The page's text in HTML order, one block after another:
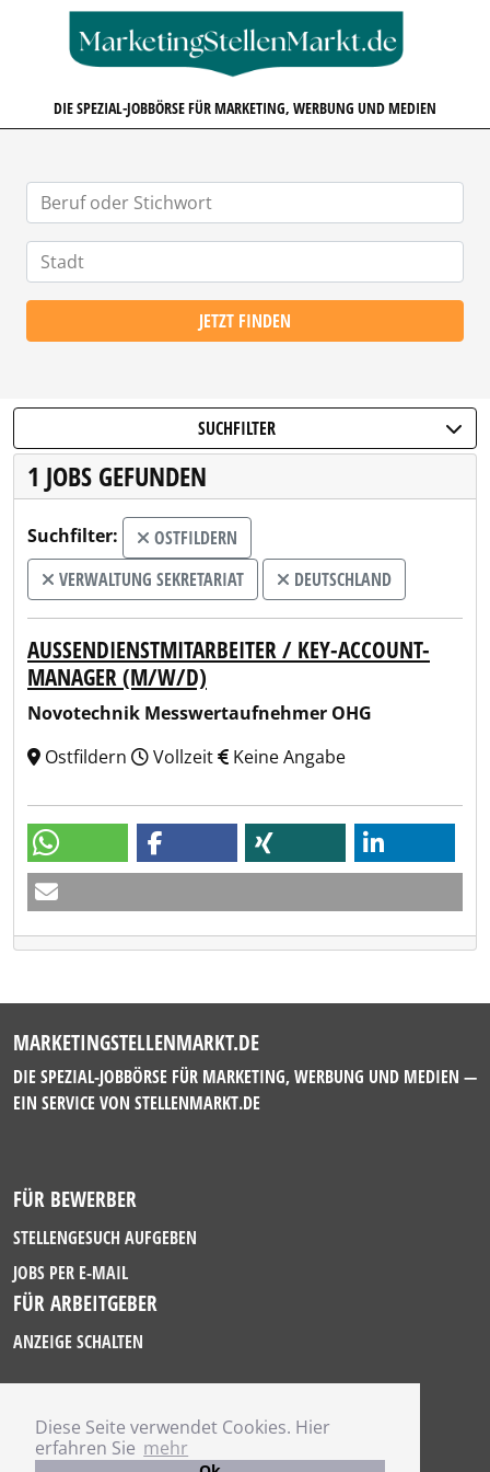
Diese Seite verwendet Cookies. Hier
erfahren Sie mehr
DIE SPEZIAL-JOBBÖRSE FÜR MARKETING, WERBUNG UND MEDIEN
JETZT FINDEN
SUCHFILTER
1 JOBS GEFUNDEN
Suchfilter:
OSTFILDERN
VERWALTUNG SEKRETARIAT
DEUTSCHLAND
AUSSENDIENSTMITARBEITER / KEY-ACCOUNT-M
ANAGER (M/W/D)
Novotechnik Messwertaufnehmer OHG
Ostfildern
Vollzeit Keine Angabe
MARKETINGSTELLENMARKT.DE
DIE SPEZIAL-JOBBÖRSE FÜR MARKETING, WERBUNG UND MEDIEN —
EIN SERVICE VON STELLENMARKT.DE
FÜR BEWERBER
STELLENGESUCH AUFGEBEN
JOBS PER E-MAIL
FÜR ARBEITGEBER
ANZEIGE SCHALTEN
IMPRESSUM
DATENSCHUTZ